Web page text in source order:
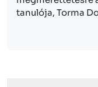
tanulója, Torma